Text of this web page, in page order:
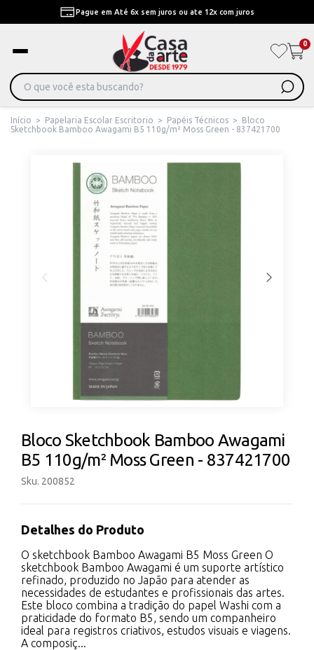
Pague em Até 6x sem juros ou ate 12x com juros
0
Início > Papelaria Escolar Escritorio > Papéis Técnicos >
Bloco
Sketchbook Bamboo Awagami B5 110g/m² Moss Green - 837421700
Bloco Sketchbook Bamboo Awagami
B5 110g/m² Moss Green - 837421700
Sku. 200852
Detalhes do Produto
O sketchbook Bamboo Awagami B5 Moss Green O
sketchbook Bamboo Awagami é um suporte artístico
refinado, produzido no Japão para atender as
necessidades de estudantes e profissionais das artes.
Este bloco combina a tradição do papel Washi com a
praticidade do formato B5, sendo um companheiro
ideal para registros criativos, estudos visuais e viagens.
A composiç...